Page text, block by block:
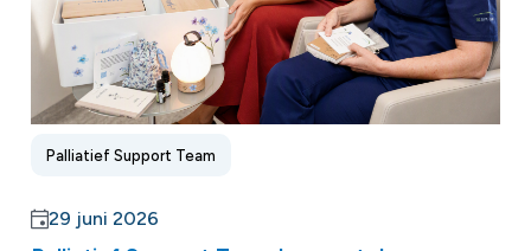
Palliatief Support Team
29 juni 2026